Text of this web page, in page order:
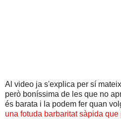
Al video ja s'explica per sí
però boníssima de les que no
és barata i la podem fer quan
una fotuda barbaritat sàpida que